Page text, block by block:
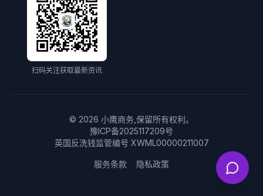
扫码关注获取最新资讯
© 2026 小鹰商务,保留所有权利。
豫ICP备2025117209号
英国反洗钱监管编号 XWML00000211007
服务条款 隐私政策